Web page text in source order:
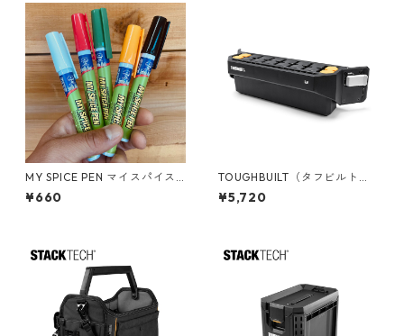
MY SPICE PEN マイスパイス
ペン 携帯用 ペン型調味料ケー
ス MY-SPICE
¥660
TOUGHBUILT（タフビルト）S
TACK TECH(スタックテック)
ハンドツールホルダー TB-B1-
¥5,720